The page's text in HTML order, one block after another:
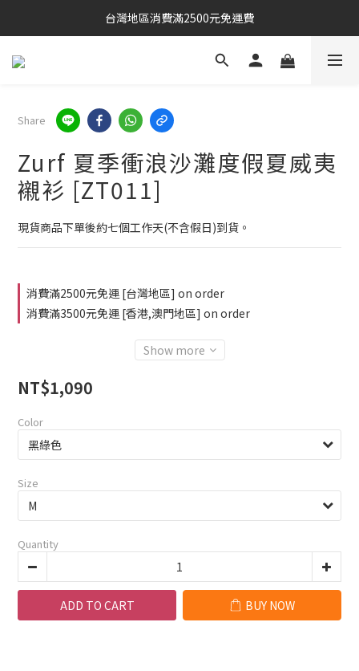
台灣地區消費滿2500元免運費
Share
Zurf 夏季衝浪沙灘度假夏威夷
襯衫 [ZT011]
現貨商品下單後約七個工作天(不含假日)到貨。
消費滿2500元免運 [台灣地區] on order
消費滿3500元免運 [香港,澳門地區] on order
Show more
NT$1,090
Color
Size
Quantity
ADD TO CART BUY NOW